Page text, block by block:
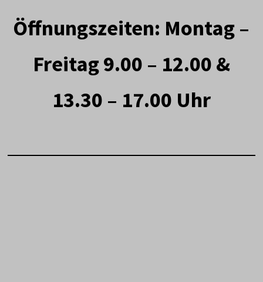
Öffnungszeiten: Montag –
Freitag9.00 – 12.00 &
13.30 – 17.00 Uhr